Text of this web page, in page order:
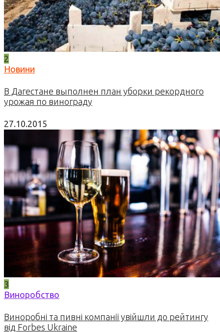
2
Новини
В Дагестане выполнен план уборки рекордного
урожая по винограду
27.10.2015
3
Виноробство
Виноробні та пивні компанії увійшли до рейтингу
від Forbes Ukraine